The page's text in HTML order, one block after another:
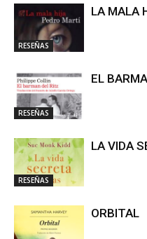
RESEÑAS
LA MALA
RESEÑAS
EL
RESEÑAS
LA VIDA
ORBITAL